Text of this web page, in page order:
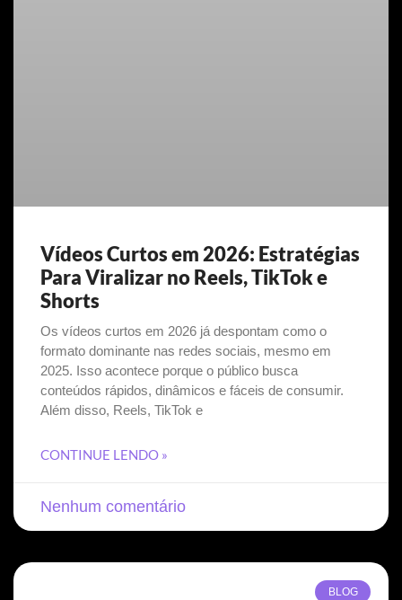
Vídeos Curtos em 2026: Estratégias
Para Viralizar no Reels, TikTok e
Shorts
Os vídeos curtos em 2026 já despontam como o
formato dominante nas redes sociais, mesmo em
2025. Isso acontece porque o público busca
conteúdos rápidos, dinâmicos e fáceis de consumir.
Além disso, Reels, TikTok e
CONTINUE LENDO »
Nenhum comentário
BLOG